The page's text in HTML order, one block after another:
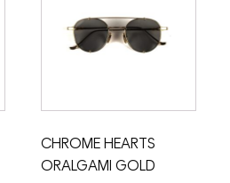
CHROME HEARTS
ORALGAMI GOLD